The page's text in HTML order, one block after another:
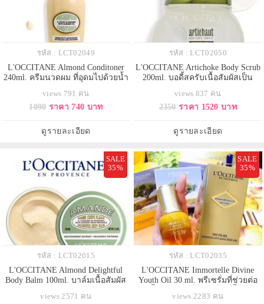
รหัส : LCT02049
L'OCCITANE Almond Conditoner
240ml. ครีมนวดผม ที่อุดมไปด้วยน้ำ
สัมผัสที่นุ่มขึ้นของเส้นผม และลด
การพันกัน คงกลิ่นหอมนุ่มนวลอย่าง
กลิ่นอัลมอนด์ สดชื่นด้วยกลิ่นเบอกา
มอท แนะนำให้ใช้ควบคู่กับ Almond
views 791 คน
1090 ราคา 740 บาท
ดูรายละเอียด
รหัส : LCT02050
L'OCCITANE Artichoke Body Scrub
200ml. บอดี้สครับเนื้อสัมผัสเป็น
เซลล์ผิวที่เสื่อมสภาพ ช่วยลดเซลล์
ลูไลท์โดย 97% ของผู้ใช้รู้สึกว่าผิวแล
views 837 คน
2350 ราคา 1520 บาท
ดูรายละเอียด
SALE
35%
รหัส : LCT02015
L'OCCITANE Almond Delightful
Body Balm 100ml. บาล์มเนื้อสัมผัส
ง่ายดาย มอบความชุ่มชื้น ปกป้องผิว
views 2571 คน
SALE
35%
รหัส : LCT02035
L'OCCITANE Immortelle Divine
Youth Oil 30 ml. พรีเซรั่มที่ช่วยต่อ
แสนละเอียด ซึมซาบอย่างรวดเร็ว
views 2283 คน